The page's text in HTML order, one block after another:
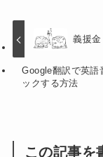
義援
Google翻訳で英語
ックする方法
この記事を